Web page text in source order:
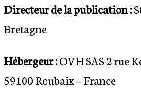
Directeur de la publication :
Bretagne
Hébergeur :OVH SAS 2 rue
59100 Roubaix – France